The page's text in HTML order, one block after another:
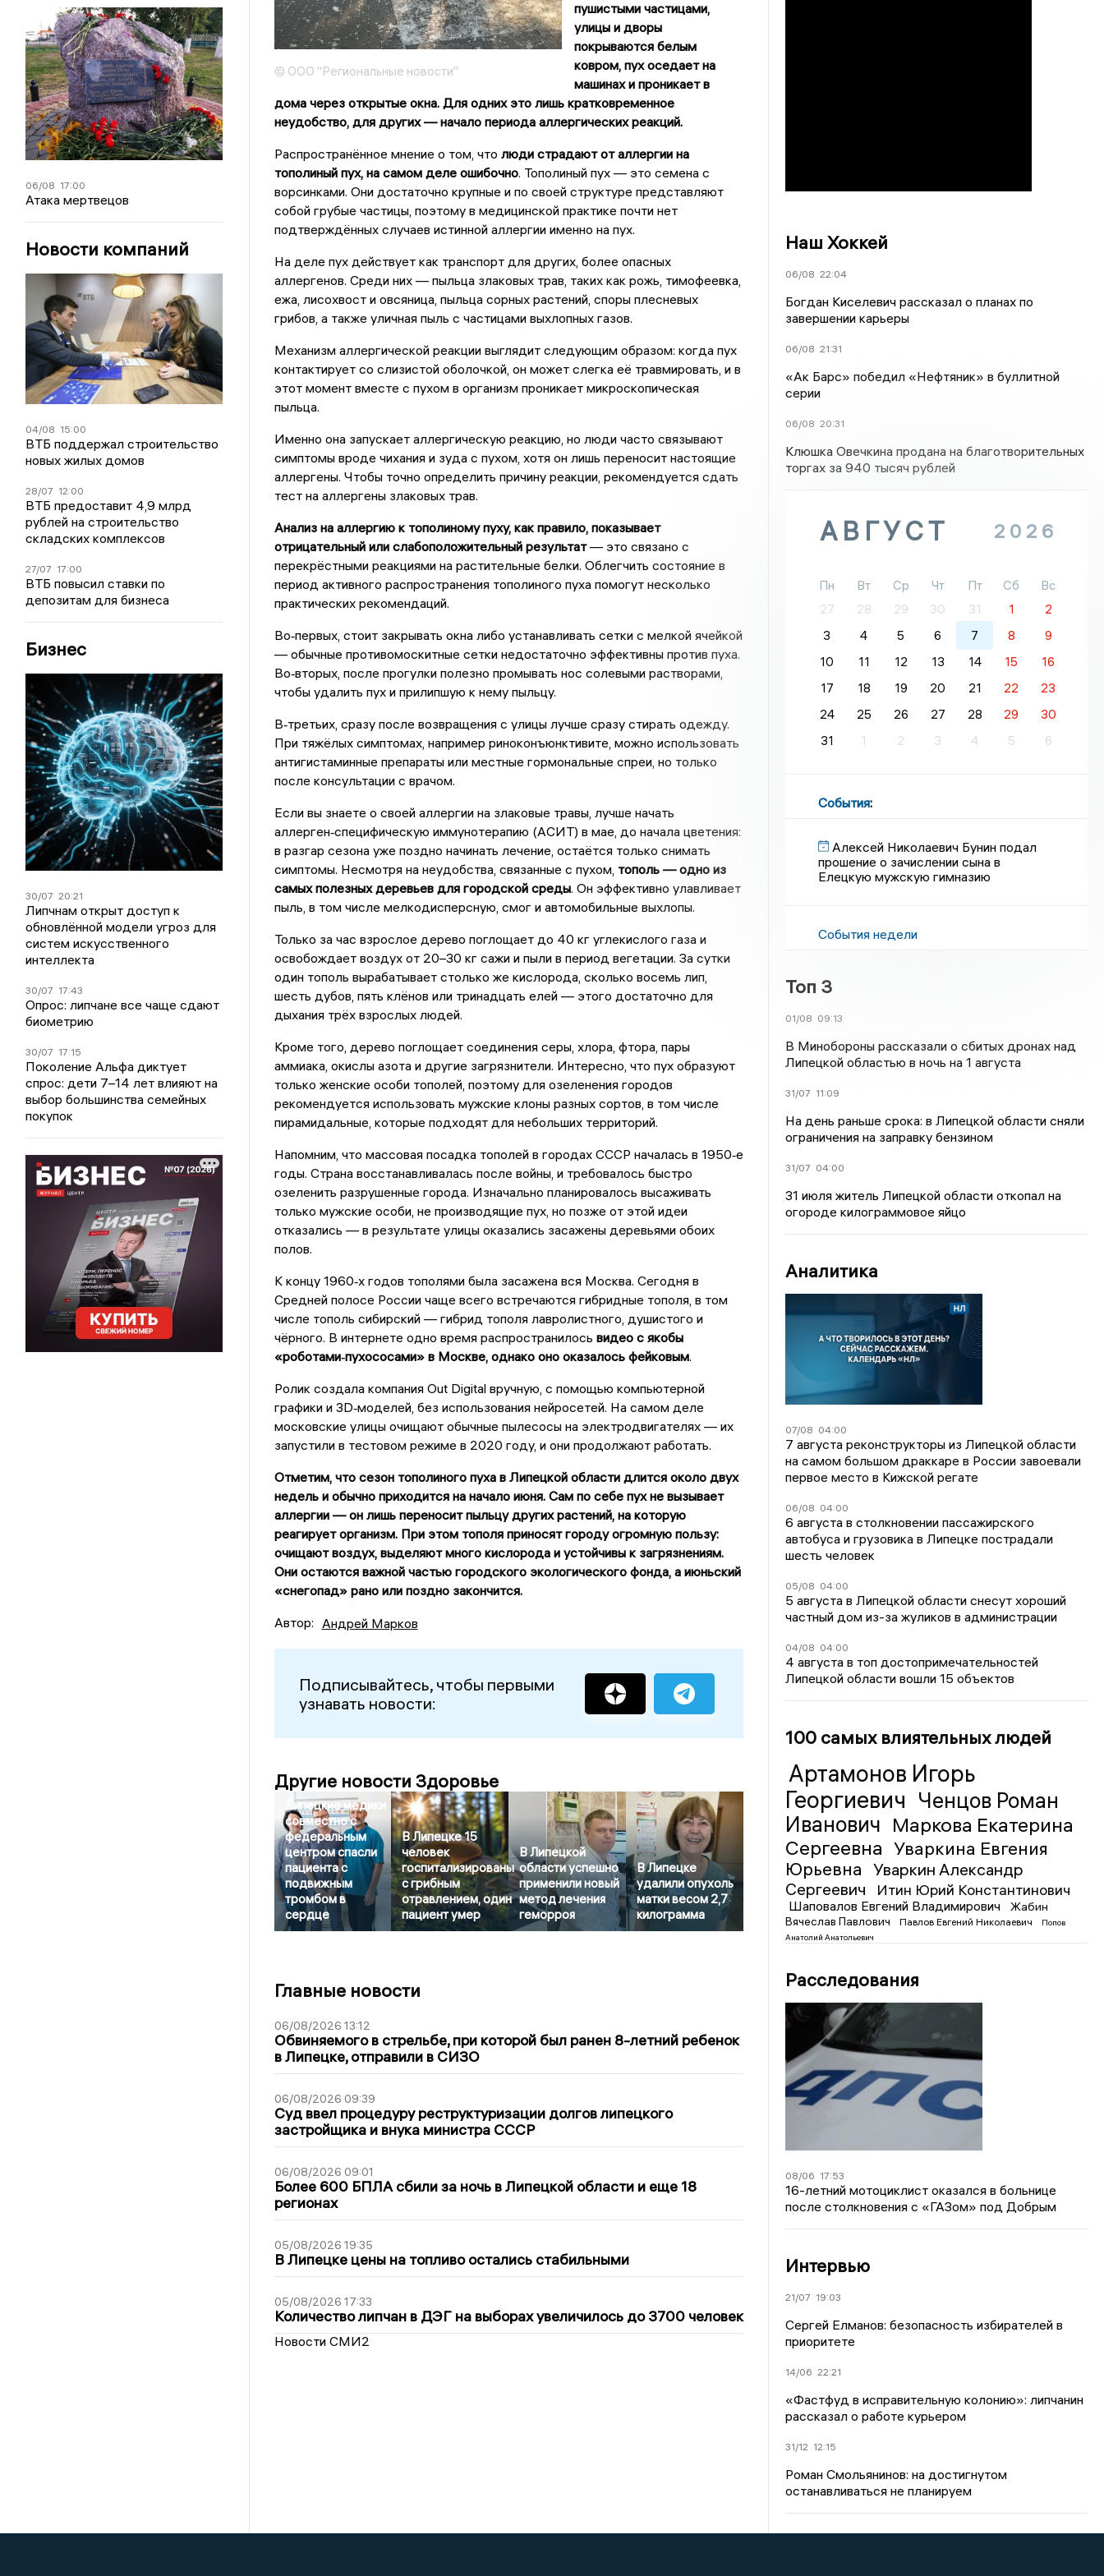
06/08 17:00
Атака мертвецов
Новости компаний
04/08 15:00
ВТБ поддержал строительство
новых жилых домов
28/07 12:00
ВТБ предоставит 4,9 млрд
рублей на строительство
складских комплексов
27/07 17:00
ВТБ повысил ставки по
депозитам для бизнеса
Бизнес
30/07 20:21
Липчнам открыт доступ к
обновлённой модели угроз для
систем искусственного
интеллекта
30/07 17:43
Опрос: липчане все чаще сдают
биометрию
30/07 17:15
Поколение Альфа диктует
спрос: дети 7–14 лет влияют на
выбор большинства семейных
покупок
© ООО "Региональные новости"
пушистыми частицами,
улицы и дворы
покрываются белым
ковром, пух оседает на
машинах и проникает в
дома через открытые окна. Для одних это лишь кратковременное
неудобство, для других — начало периода аллергических реакций.
Распространённое мнение о том, что люди страдают от аллергии на
тополиный пух, на самом деле ошибочно. Тополиный пух — это семена с
ворсинками. Они достаточно крупные и по своей структуре представляют
собой грубые частицы, поэтому в медицинской практике почти нет
подтверждённых случаев истинной аллергии именно на пух.
На деле пух действует как транспорт для других, более опасных
аллергенов. Среди них — пыльца злаковых трав, таких как рожь, тимофеевка,
ежа, лисохвост и овсяница, пыльца сорных растений, споры плесневых
грибов, а также уличная пыль с частицами выхлопных газов.
Механизм аллергической реакции выглядит следующим образом: когда пух
контактирует со слизистой оболочкой, он может слегка её травмировать, и в
этот момент вместе с пухом в организм проникает микроскопическая
пыльца.
Именно она запускает аллергическую реакцию, но люди часто связывают
симптомы вроде чихания и зуда с пухом, хотя он лишь переносит настоящие
аллергены. Чтобы точно определить причину реакции, рекомендуется сдать
тест на аллергены злаковых трав.
Анализ на аллергию к тополиному пуху, как правило, показывает
отрицательный или слабоположительный результат— это связано с
перекрёстными реакциями на растительные белки. Облегчить состояние в
период активного распространения тополиного пуха помогут несколько
практических рекомендаций.
Во‑первых, стоит закрывать окна либо устанавливать сетки с мелкой ячейкой
— обычные противомоскитные сетки недостаточно эффективны против пуха.
Во‑вторых, после прогулки полезно промывать нос солевыми растворами,
чтобы удалить пух и прилипшую к нему пыльцу.
В‑третьих, сразу после возвращения с улицы лучше сразу стирать одежду.
При тяжёлых симптомах, например риноконъюнктивите, можно использовать
антигистаминные препараты или местные гормональные спреи, но только
после консультации с врачом.
Если вы знаете о своей аллергии на злаковые травы, лучше начать
аллерген‑специфическую иммунотерапию (АСИТ) в мае, до начала цветения:
в разгар сезона уже поздно начинать лечение, остаётся только снимать
симптомы. Несмотря на неудобства, связанные с пухом, тополь — одно из
самых полезных деревьев для городской среды. Он эффективно улавливает
пыль, в том числе мелкодисперсную, смог и автомобильные выхлопы.
Только за час взрослое дерево поглощает до 40 кг углекислого газа и
освобождает воздух от 20–30 кг сажи и пыли в период вегетации. За сутки
один тополь вырабатывает столько же кислорода, сколько восемь лип,
шесть дубов, пять клёнов или тринадцать елей — этого достаточно для
дыхания трёх взрослых людей.
Кроме того, дерево поглощает соединения серы, хлора, фтора, пары
аммиака, окислы азота и другие загрязнители. Интересно, что пух образуют
только женские особи тополей, поэтому для озеленения городов
рекомендуется использовать мужские клоны разных сортов, в том числе
пирамидальные, которые подходят для небольших территорий.
Напомним, что массовая посадка тополей в городах СССР началась в 1950‑е
годы. Страна восстанавливалась после войны, и требовалось быстро
озеленить разрушенные города. Изначально планировалось высаживать
только мужские особи, не производящие пух, но позже от этой идеи
отказались — в результате улицы оказались засажены деревьями обоих
полов.
К концу 1960‑х годов тополями была засажена вся Москва. Сегодня в
Средней полосе России чаще всего встречаются гибридные тополя, в том
числе тополь сибирский — гибрид тополя лавролистного, душистого и
чёрного. В интернете одно время распространилось видео с якобы
«роботами‑пухососами» в Москве, однако оно оказалось фейковым.
Ролик создала компания Out Digital вручную, с помощью компьютерной
графики и 3D‑моделей, без использования нейросетей. На самом деле
московские улицы очищают обычные пылесосы на электродвигателях — их
запустили в тестовом режиме в 2020 году, и они продолжают работать.
Отметим, что сезон тополиного пуха в Липецкой области длится около двух
недель и обычно приходится на начало июня. Сам по себе пух не вызывает
аллергии — он лишь переносит пыльцу других растений, на которую
реагирует организм. При этом тополя приносят городу огромную пользу:
очищают воздух, выделяют много кислорода и устойчивы к загрязнениям.
Они остаются важной частью городского экологического фонда, а июньский
«снегопад» рано или поздно закончится.
Автор: Андрей Марков
Подписывайтесь, чтобы первыми
узнавать новости:
Другие новости Здоровье
Липецкие медики
совместно с
федеральным
центром спасли
пациента с
подвижным
тромбом в
сердце
В Липецке 15
человек
госпитализированы
с грибным
отравлением, один
пациент умер
В Липецкой
области успешно
применили новый
метод лечения
геморроя
В Липецке
удалили опухоль
матки весом 2,7
килограмма
Главные новости
06/08/2026 13:12
Обвиняемого в стрельбе, при которой был ранен 8-летний ребенок
в Липецке, отправили в СИЗО
06/08/2026 09:39
Суд ввел процедуру реструктуризации долгов липецкого
застройщика и внука министра СССР
06/08/2026 09:01
Более 600 БПЛА сбили за ночь в Липецкой области и еще 18
регионах
05/08/2026 19:35
В Липецке цены на топливо остались стабильными
05/08/2026 17:33
Количество липчан в ДЭГ на выборах увеличилось до 3700 человек
Новости СМИ2
Наш Хоккей
06/08 22:04
Богдан Киселевич рассказал о планах по
завершении карьеры
06/08 21:31
«Ак Барс» победил «Нефтяник» в буллитной
серии
06/08 20:31
Клюшка Овечкина продана на благотворительных
торгах за 940 тысяч рублей
АВГУСТ 2026
Пн Вт Ср Чт Пт Сб
Вс
27
28 29 30 31 1
2
3
4 5 6 7 8
9
10
11 12 13 14 15
16
17
18 19 20 21 22
23
24
25 26 27 28 29
30
31
1 2 3 4 5 6
События:
Алексей Николаевич Бунин подал
прошение о зачислении сына в
Елецкую мужскую гимназию
События недели
Топ 3
01/08 09:13
В Минобороны рассказали о сбитых дронах над
Липецкой областью в ночь на 1 августа
31/07 11:09
На день раньше срока: в Липецкой области сняли
ограничения на заправку бензином
31/07 04:00
31 июля житель Липецкой области откопал на
огороде килограммовое яйцо
Аналитика
07/08 04:00
7 августа реконструкторы из Липецкой области
на самом большом драккаре в России завоевали
первое место в Кижской регате
06/08 04:00
6 августа в столкновении пассажирского
автобуса и грузовика в Липецке пострадали
шесть человек
05/08 04:00
5 августа в Липецкой области снесут хороший
частный дом из-за жуликов в администрации
04/08 04:00
4 августа в топ достопримечательностей
Липецкой области вошли 15 объектов
100 самых влиятельных людей
Артамонов Игорь
Георгиевич Ченцов Роман
Иванович Маркова Екатерина
Сергеевна Уваркина Евгения
Юрьевна
Уваркин Александр
Сергеевич
Итин Юрий Константинович
Шаповалов Евгений Владимирович
Жабин
Вячеслав Павлович
Павлов Евгений Николаевич
Попов
Анатолий Анатольевич
Расследования
08/06 17:53
16-летний мотоциклист оказался в больнице
после столкновения с «ГАЗом» под Добрым
Интервью
21/07 19:03
Сергей Елманов: безопасность избирателей в
приоритете
14/06 22:21
«Фастфуд в исправительную колонию»: липчанин
рассказал о работе курьером
31/12 12:15
Роман Смольянинов: на достигнутом
останавливаться не планируем